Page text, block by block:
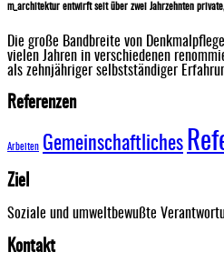
m_architektur entwirft seit über zwei Jahrzehnten
Die große Bandbreite von
vielen Jahren in verschiedenen
als zehnjähriger selbstständiger
Referenzen
Arbeiten Gemeinschaftliches
Ziel
Soziale und umweltbewußte
Kontakt